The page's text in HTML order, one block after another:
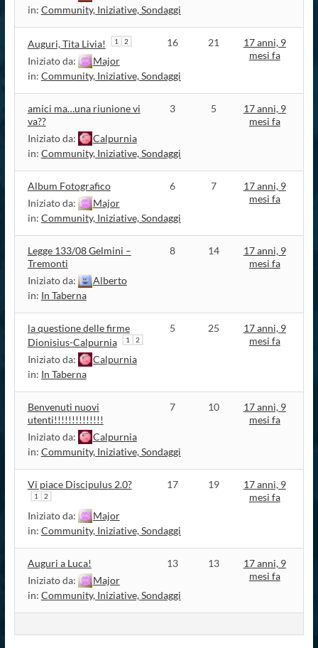
in: Community, Iniziative, Sondaggi
Auguri, Tita Livia! 1 2
Iniziato da:
Major
in: Community, Iniziative, Sondaggi
16 21
17 anni, 9
mesi fa
amici ma…una riunione vi
va??
Iniziato da:
Calpurnia
in: Community, Iniziative, Sondaggi
3 5
17 anni, 9
mesi fa
Album Fotografico
Iniziato da:
Major
in: Community, Iniziative, Sondaggi
6 7
17 anni, 9
mesi fa
Legge 133/08 Gelmini –
Tremonti
Iniziato da:
Alberto
in: In Taberna
8 14
17 anni, 9
mesi fa
la questione delle firme
Dionisius-Calpurnia
1 2
Iniziato da:
Calpurnia
in: In Taberna
5 25
17 anni, 9
mesi fa
Benvenuti nuovi
utenti!!!!!!!!!!!!!!
Iniziato da:
Calpurnia
in: Community, Iniziative, Sondaggi
7 10
17 anni, 9
mesi fa
Vi piace Discipulus 2.0?
1 2
Iniziato da:
Major
in: Community, Iniziative, Sondaggi
17 19
17 anni, 9
mesi fa
Auguri a Luca!
Iniziato da:
Major
in: Community, Iniziative, Sondaggi
13 13
17 anni, 9
mesi fa